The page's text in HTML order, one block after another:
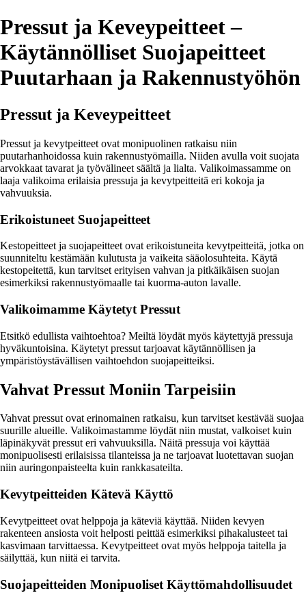
Pressut ja Keveypeitteet –
Käytännölliset Suojapeitteet
Puutarhaan ja Rakennustyöhön
Pressut ja Keveypeitteet
Pressut ja kevytpeitteet ovat monipuolinen ratkaisu niin
puutarhanhoidossa kuin rakennustyömailla. Niiden avulla voit suojata
arvokkaat tavarat ja työvälineet säältä ja lialta. Valikoimassamme on
laaja valikoima erilaisia pressuja ja kevytpeitteitä eri kokoja ja
vahvuuksia.
Erikoistuneet Suojapeitteet
Kestopeitteet ja suojapeitteet ovat erikoistuneita kevytpeitteitä, jotka on
suunniteltu kestämään kulutusta ja vaikeita sääolosuhteita. Käytä
kestopeitettä, kun tarvitset erityisen vahvan ja pitkäikäisen suojan
esimerkiksi rakennustyömaalle tai kuorma-auton lavalle.
Valikoimamme Käytetyt Pressut
Etsitkö edullista vaihtoehtoa? Meiltä löydät myös käytettyjä pressuja
hyväkuntoisina. Käytetyt pressut tarjoavat käytännöllisen ja
ympäristöystävällisen vaihtoehdon suojapeitteiksi.
Vahvat Pressut Moniin Tarpeisiin
Vahvat pressut ovat erinomainen ratkaisu, kun tarvitset kestävää suojaa
suurille alueille. Valikoimastamme löydät niin mustat, valkoiset kuin
läpinäkyvät pressut eri vahvuuksilla. Näitä pressuja voi käyttää
monipuolisesti erilaisissa tilanteissa ja ne tarjoavat luotettavan suojan
niin auringonpaisteelta kuin rankkasateilta.
Kevytpeitteiden Kätevä Käyttö
Kevytpeitteet ovat helppoja ja käteviä käyttää. Niiden kevyen
rakenteen ansiosta voit helposti peittää esimerkiksi pihakalusteet tai
kasvimaan tarvittaessa. Kevytpeitteet ovat myös helppoja taitella ja
säilyttää, kun niitä ei tarvita.
Suojapeitteiden Monipuoliset Käyttömahdollisuudet